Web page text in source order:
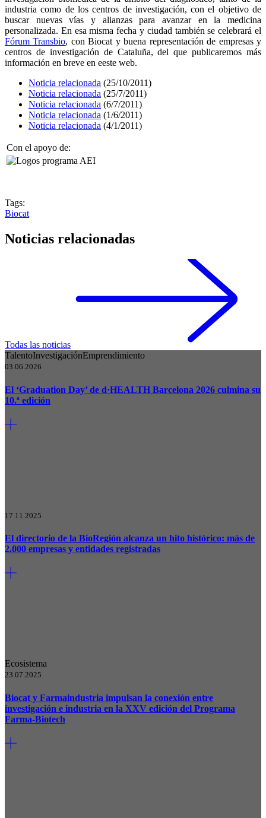
industria como de los centros de investigación, con el objetivo de
buscar nuevas vías y alianzas para avanzar en la medicina
personalizada. En esa misma fecha y ciudad también se celebrará el
Fórum Transbio, con Biocat y buena representación de empresas y
centros de investigación de Cataluña, del que publicaremos más
información en breve en eeste web.
Noticia relacionada (25/10/2011)
Noticia relacionada (25/7/2011)
Noticia relacionada (6/7/2011)
Noticia relacionada (1/6/2011)
Noticia relacionada (4/1/2011)
Con el apoyo de:
Tags:
Biocat
Noticias relacionadas
Todas las noticias
TalentoInvestigaciónEmprendimiento
03.06.2026
El ‘Graduation Day’ de d·HEALTH Barcelona 2026 culmina su
10.ª edición
17.11.2025
El directorio de la BioRegión alcanza un hito histórico: más de
2.000 empresas y entidades registradas
Ecosistema
23.07.2025
Biocat y Farmaindustria impulsan la conexión entre
investigación e industria en la XXV edición del Programa
Farma-Biotech